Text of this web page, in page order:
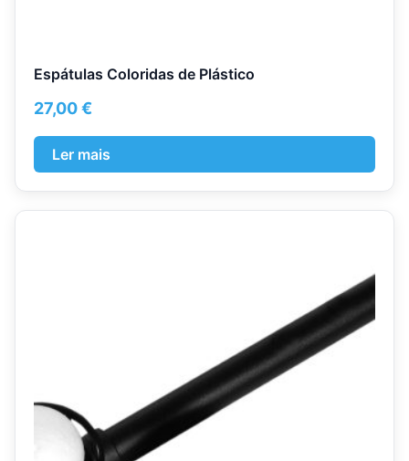
Espátulas Coloridas de Plástico
27,00€
Ler mais